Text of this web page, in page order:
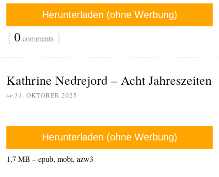
Herunterladen (ohne Werbung)
{ 0comments }
Kathrine Nedrejord – Acht Jahreszeiten
on 31. OKTOBER 2025
Herunterladen (ohne Werbung)
1,7 MB – epub, mobi, azw3